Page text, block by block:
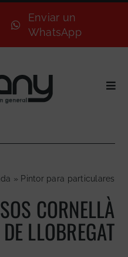
Enviar un
WhatsApp
» Pintor para particulares
CORNELLÀ
DE LLOBREGAT